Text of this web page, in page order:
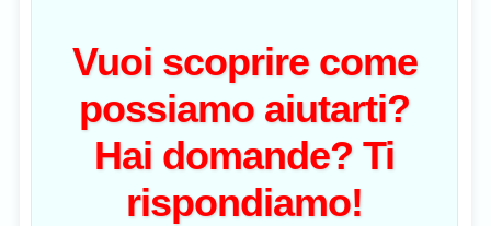
Vuoi scoprire come
possiamo aiutarti?
Hai domande? Ti
rispondiamo!